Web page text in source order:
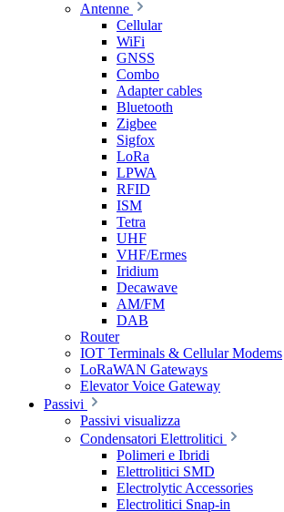
Antenne
Cellular
WiFi
GNSS
Combo
Adapter cables
Bluetooth
Zigbee
Sigfox
LoRa
LPWA
RFID
ISM
Tetra
UHF
VHF/Ermes
Iridium
Decawave
AM/FM
DAB
Router
IOT Terminals & Cellular Modems
LoRaWAN Gateways
Elevator Voice Gateway
Passivi
Passivi visualizza
Condensatori Elettrolitici
Polimeri e Ibridi
Elettrolitici SMD
Electrolytic Accessories
Electrolitici Snap-in